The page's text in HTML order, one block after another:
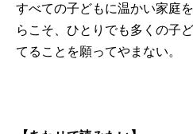
すべての子どもに温かい家庭
らこそ、ひとりでも多くの子
てることを願ってやまない。